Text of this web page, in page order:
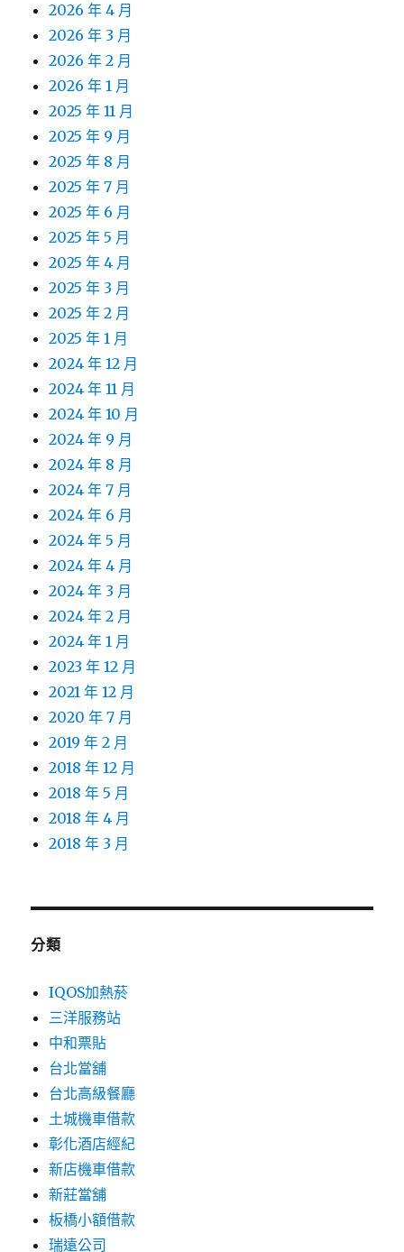
2026 年 4 月
2026 年 3 月
2026 年 2 月
2026 年 1 月
2025 年 11 月
2025 年 9 月
2025 年 8 月
2025 年 7 月
2025 年 6 月
2025 年 5 月
2025 年 4 月
2025 年 3 月
2025 年 2 月
2025 年 1 月
2024 年 12 月
2024 年 11 月
2024 年 10 月
2024 年 9 月
2024 年 8 月
2024 年 7 月
2024 年 6 月
2024 年 5 月
2024 年 4 月
2024 年 3 月
2024 年 2 月
2024 年 1 月
2023 年 12 月
2021 年 12 月
2020 年 7 月
2019 年 2 月
2018 年 12 月
2018 年 5 月
2018 年 4 月
2018 年 3 月
分類
IQOS加熱菸
三洋服務站
中和票貼
台北當舖
台北高級餐廳
土城機車借款
彰化酒店經紀
新店機車借款
新莊當舖
板橋小額借款
瑞遠公司